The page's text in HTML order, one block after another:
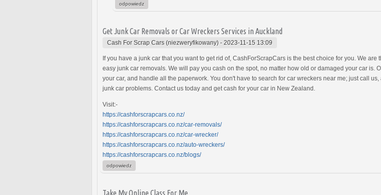
odpowiedz
Get Junk Car Removals or Car Wreckers Services in Auckland
Cash For Scrap Cars (niezweryfikowany) - 2023-11-15 13:09
If you have a junk car that you want to get rid of, CashForScrapCars is the best choice for you. We
easy junk car removals. We will pay you cash on the spot, no matter how old or damaged your car
your car, and handle all the paperwork. You don't have to search for car wreckers near me; just call
junk car problems. Contact us today and get cash for your car in New Zealand.
Visit:-
https://cashforscrapcars.co.nz/
https://cashforscrapcars.co.nz/car-removals/
https://cashforscrapcars.co.nz/car-wrecker/
https://cashforscrapcars.co.nz/auto-wreckers/
https://cashforscrapcars.co.nz/blogs/
odpowiedz
Take My Online Class For Me